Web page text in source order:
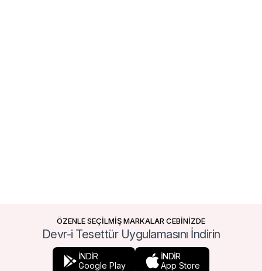
ÖZENLE SEÇİLMİŞ MARKALAR CEBİNİZDE
Devr-i Tesettür Uygulamasını İndirin
İNDİR
Google Play
İNDİR
App Store